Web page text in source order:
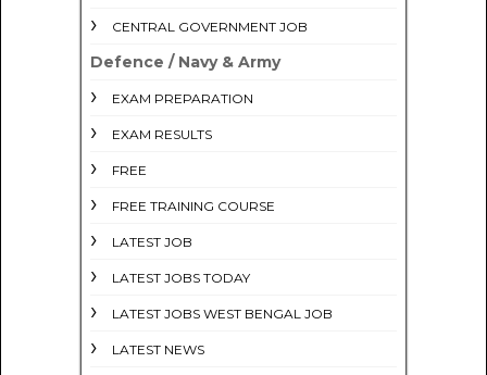
CENTRAL GOVERNMENT JOB
Defence / Navy & Army
EXAM PREPARATION
EXAM RESULTS
FREE
FREE TRAINING COURSE
LATEST JOB
LATEST JOBS TODAY
LATEST JOBS WEST BENGAL JOB
LATEST NEWS